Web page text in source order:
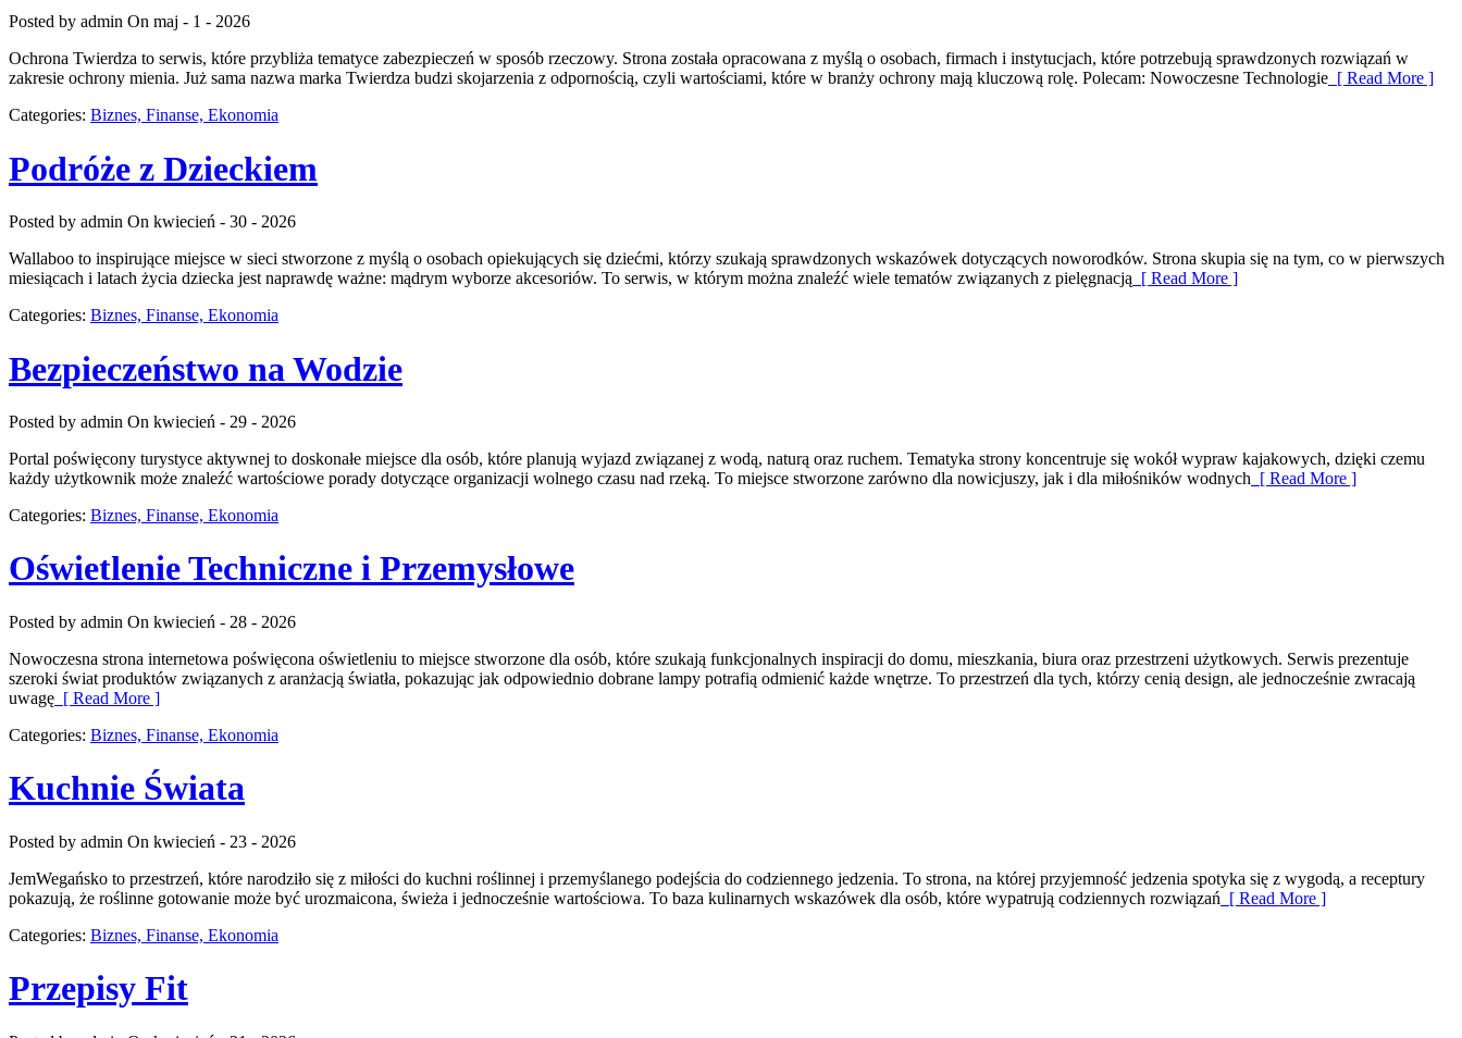
Posted by admin On maj - 1 - 2026
Ochrona Twierdza to serwis, które przybliża tematyce zabezpieczeń w sposób rzeczowy. Strona została opracowana z myślą o osobach, firmach i instytucjach, które potrzebują sprawdzonych rozwiązań w
zakresie ochrony mienia. Już sama nazwa marka Twierdza budzi skojarzenia z odpornością, czyli wartościami, które w branży ochrony mają kluczową rolę. Polecam: Nowoczesne Technologie [ Read More ]
Categories: Biznes, Finanse, Ekonomia
Podróże z Dzieckiem
Posted by admin On kwiecień - 30 - 2026
Wallaboo to inspirujące miejsce w sieci stworzone z myślą o osobach opiekujących się dziećmi, którzy szukają sprawdzonych wskazówek dotyczących noworodków. Strona skupia się na tym, co w pierwszych
miesiącach i latach życia dziecka jest naprawdę ważne: mądrym wyborze akcesoriów. To serwis, w którym można znaleźć wiele tematów związanych z pielęgnacją [ Read More ]
Categories: Biznes, Finanse, Ekonomia
Bezpieczeństwo na Wodzie
Posted by admin On kwiecień - 29 - 2026
Portal poświęcony turystyce aktywnej to doskonałe miejsce dla osób, które planują wyjazd związanej z wodą, naturą oraz ruchem. Tematyka strony koncentruje się wokół wypraw kajakowych, dzięki czemu
każdy użytkownik może znaleźć wartościowe porady dotyczące organizacji wolnego czasu nad rzeką. To miejsce stworzone zarówno dla nowicjuszy, jak i dla miłośników wodnych [ Read More ]
Categories: Biznes, Finanse, Ekonomia
Oświetlenie Techniczne i Przemysłowe
Posted by admin On kwiecień - 28 - 2026
Nowoczesna strona internetowa poświęcona oświetleniu to miejsce stworzone dla osób, które szukają funkcjonalnych inspiracji do domu, mieszkania, biura oraz przestrzeni użytkowych. Serwis prezentuje
szeroki świat produktów związanych z aranżacją światła, pokazując jak odpowiednio dobrane lampy potrafią odmienić każde wnętrze. To przestrzeń dla tych, którzy cenią design, ale jednocześnie zwracają
uwagę [ Read More ]
Categories: Biznes, Finanse, Ekonomia
Kuchnie Świata
Posted by admin On kwiecień - 23 - 2026
JemWegańsko to przestrzeń, które narodziło się z miłości do kuchni roślinnej i przemyślanego podejścia do codziennego jedzenia. To strona, na której przyjemność jedzenia spotyka się z wygodą, a receptury
pokazują, że roślinne gotowanie może być urozmaicona, świeża i jednocześnie wartościowa. To baza kulinarnych wskazówek dla osób, które wypatrują codziennych rozwiązań [ Read More ]
Categories: Biznes, Finanse, Ekonomia
Przepisy Fit